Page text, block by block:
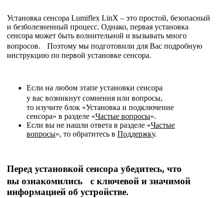
Установка сенсора Lumiflex LinX – это простой, безопасный
и безболезненный процесс. Однако, первая установка
сенсора может быть волнительной и вызывать много
вопросов. Поэтому мы подготовили для Вас подробную
инструкцию по первой установке сенсора.
Если на любом этапе установки сенсора
у вас возникнут сомнения или вопросы,
то изучите блок «Установка и подключение
сенсора» в разделе «Частые вопросы».
Если вы не нашли ответа в разделе «Частые
вопросы», то обратитесь в Поддержку.
Перед установкой сенсора убедитесь, что
вы ознакомились с ключевой и значимой
информацией об устройстве.